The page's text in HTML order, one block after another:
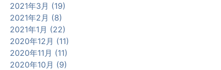
2021年3月 (19)
2021年2月 (8)
2021年1月 (22)
2020年12月 (11)
2020年11月 (11)
2020年10月 (9)